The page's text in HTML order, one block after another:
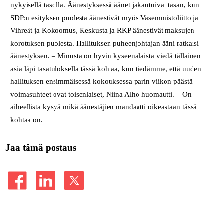
nykyisellä tasolla. Äänestyksessä äänet jakautuivat tasan, kun
SDP:n esityksen puolesta äänestivät myös Vasemmistoliitto ja
Vihreät ja Kokoomus, Keskusta ja RKP äänestivät maksujen
korotuksen puolesta. Hallituksen puheenjohtajan ääni ratkaisi
äänestyksen. – Minusta on hyvin kyseenalaista viedä tällainen
asia läpi tasatuloksella tässä kohtaa, kun tiedämme, että uuden
hallituksen ensimmäisessä kokouksessa parin viikon päästä
voimasuhteet ovat toisenlaiset, Niina Alho huomautti. – On
aiheellista kysyä mikä äänestäjien mandaatti oikeastaan tässä
kohtaa on.
Jaa tämä postaus